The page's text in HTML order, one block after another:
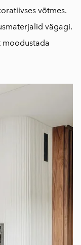
võtmes.
vägagi.
moodustada